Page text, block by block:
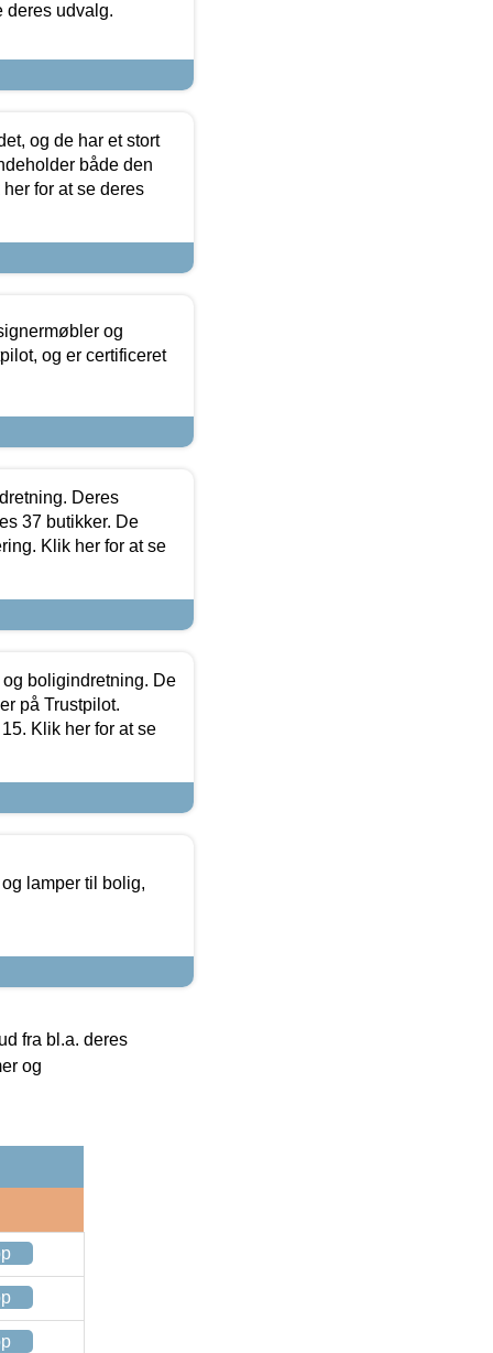
deres udvalg.
og de har et stort
både den
for at se deres
og
og er certificeret
Deres
37 butikker. De
Klik her for at se
boligindretning. De
på Trustpilot.
Klik her for at se
lamper til bolig,
fra bl.a. deres
og